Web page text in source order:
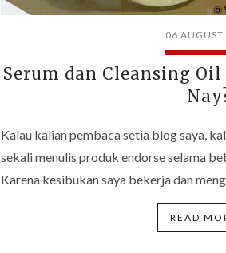
06
Serum dan Cleansing
Kalau kalian pembaca setia blog saya,
sekali menulis produk endorse selama
Karena kesibukan saya bekerja dan
READ